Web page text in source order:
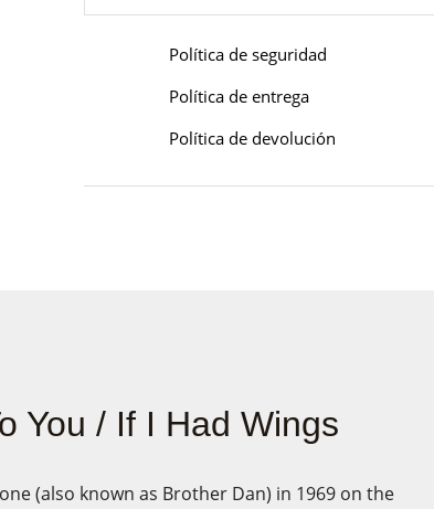
Política de seguridad
Política de entrega
Política de devolución
You / If I Had Wings
(also known as Brother Dan) in 1969 on the